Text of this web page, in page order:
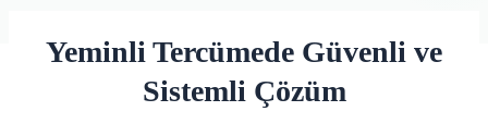
Yeminli Tercümede Güvenli ve
Sistemli Çözüm